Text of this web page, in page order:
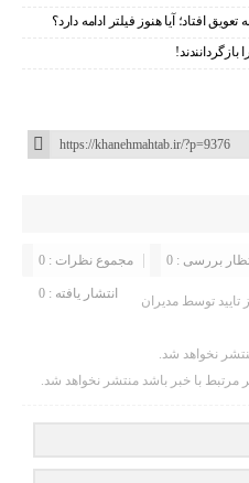
افتاد؛ آیا هنوز فیلتر ادامه دارد؟
مجموع نظرات : 0 بررسی : 0
انتشار یافته : 0
توسط مدیران
نخواهد شد.
مرتبط با خبر باشد منتشر نخواهد شد.